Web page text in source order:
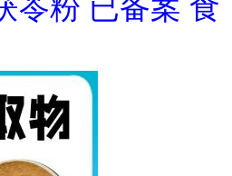
苓粉 已备案 食